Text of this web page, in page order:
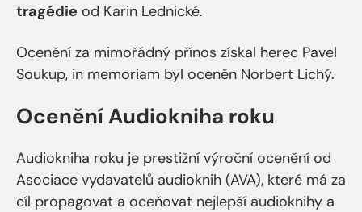
tragédie od Karin Lednické​.
Ocenění za mimořádný přínos získal herec Pavel
Soukup, in memoriam byl oceněn Norbert Lichý​.
Ocenění Audiokniha roku
Audiokniha roku je prestižní výroční ocenění od
Asociace vydavatelů audioknih (AVA), které má za
cíl propagovat a oceňovat nejlepší audioknihy a